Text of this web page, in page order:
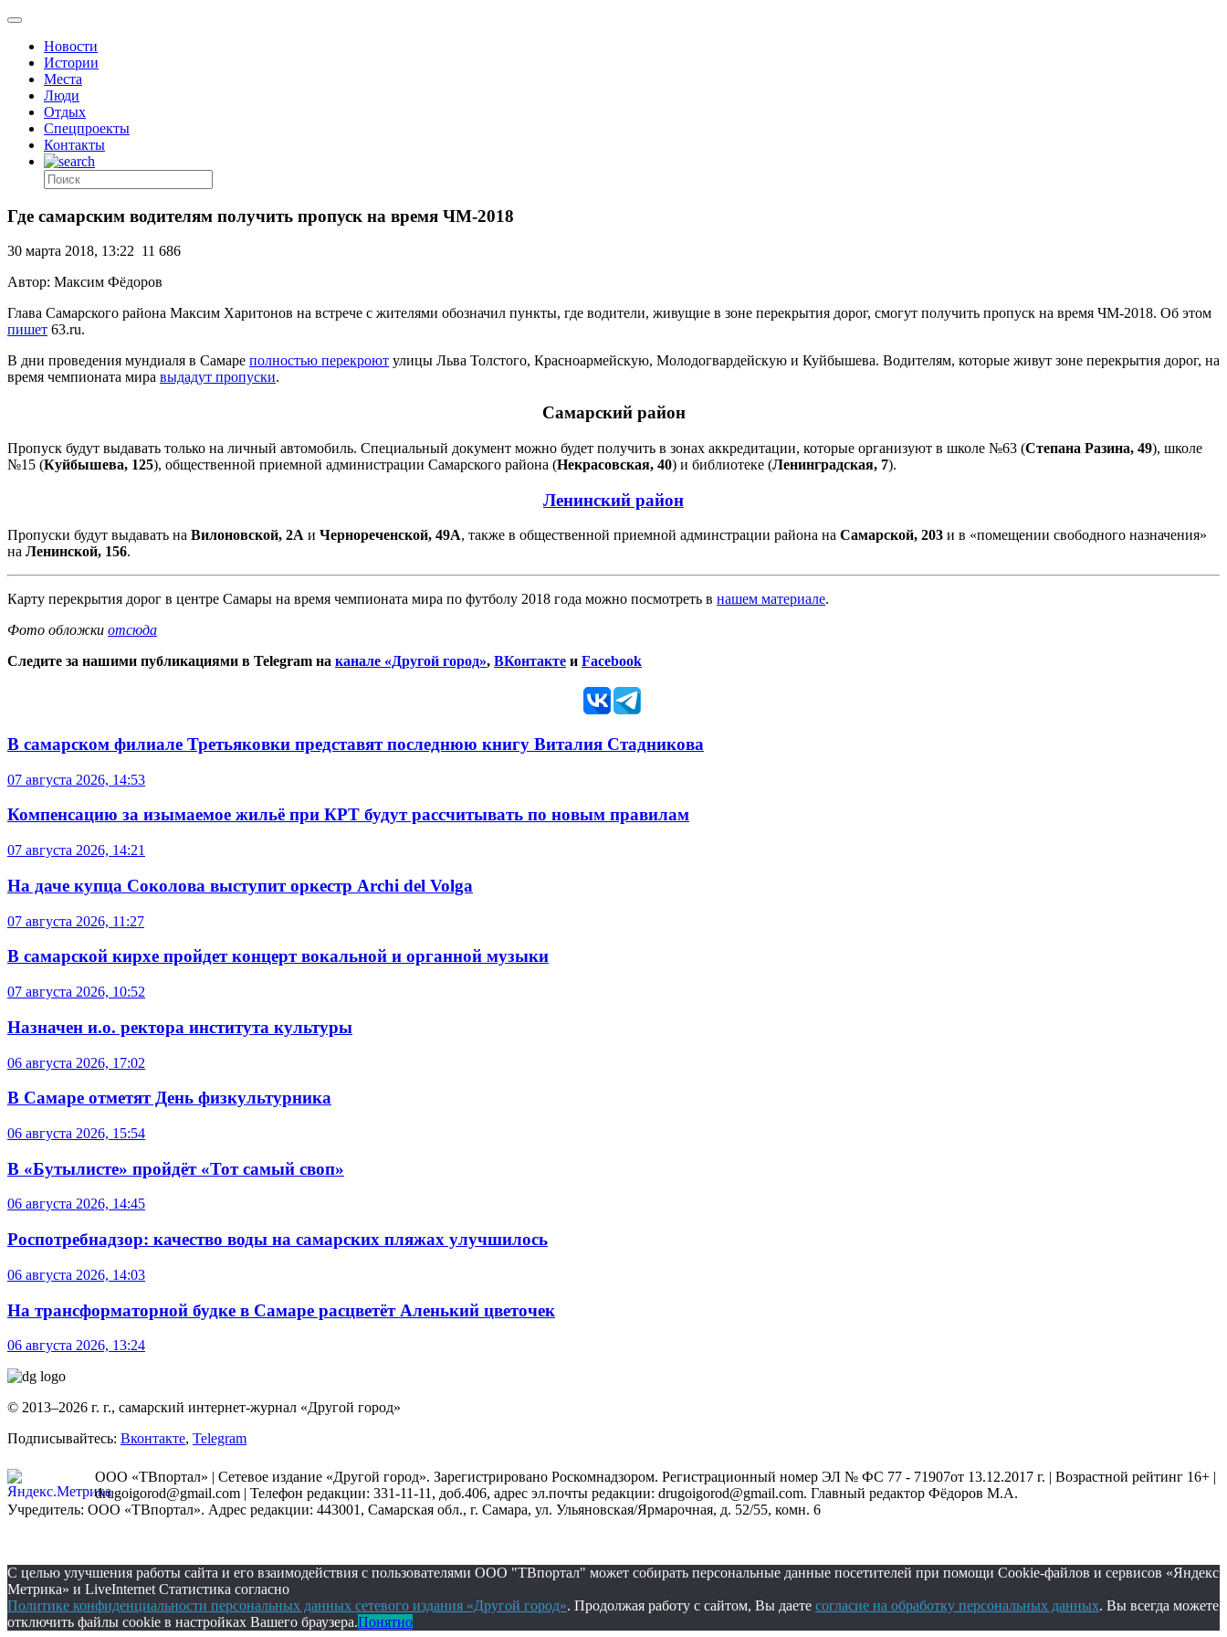
Новости
Истории
Места
Люди
Отдых
Спецпроекты
Контакты
Где самарским водителям получить пропуск на время ЧМ-2018
30 марта 2018, 13:22 11 686
Автор: Максим Фёдоров
Глава Самарского района Максим Харитонов на встрече с жителями обозначил пункты, где водители, живущие в зоне перекрытия дорог, смогут получить пропуск на время ЧМ-2018. Об этом
пишет 63.ru.
В дни проведения мундиаля в Самаре полностью перекроют улицы Льва Толстого, Красноармейскую, Молодогвардейскую и Куйбышева. Водителям, которые живут зоне перекрытия дорог, на
время чемпионата мира выдадут пропуски.
Самарский район
Пропуск будут выдавать только на личный автомобиль. Специальный документ можно будет получить в зонах аккредитации, которые организуют в школе №63 (Степана Разина, 49), школе
№15 (Куйбышева, 125), общественной приемной администрации Самарского района (Некрасовская, 40) и библиотеке (Ленинградская, 7).
Ленинский район
Пропуски будут выдавать на Вилоновской, 2А и Чернореченской, 49А, также в общественной приемной админстрации района на Самарской, 203 и в «помещении свободного назначения»
на Ленинской, 156.
Карту перекрытия дорог в центре Самары на время чемпионата мира по футболу 2018 года можно посмотреть в нашем материале.
Фото обложки отсюда
Следите за нашими публикациями в Telegram на канале «Другой город», ВКонтакте и Facebook
В самарском филиале Третьяковки представят последнюю книгу Виталия Стадникова
07 августа 2026, 14:53
Компенсацию за изымаемое жильё при КРТ будут рассчитывать по новым правилам
07 августа 2026, 14:21
На даче купца Соколова выступит оркестр Archi del Volga
07 августа 2026, 11:27
В самарской кирхе пройдет концерт вокальной и органной музыки
07 августа 2026, 10:52
Назначен и.о. ректора института культуры
06 августа 2026, 17:02
В Самаре отметят День физкультурника
06 августа 2026, 15:54
В «Бутылисте» пройдёт «Тот самый своп»
06 августа 2026, 14:45
Роспотребнадзор: качество воды на самарских пляжах улучшилось
06 августа 2026, 14:03
На трансформаторной будке в Самаре расцветёт Аленький цветочек
06 августа 2026, 13:24
© 2013–2026 г. г., самарский интернет-журнал «Другой город»
Подписывайтесь: Вконтакте, Telegram
ООО «ТВпортал» | Сетевое издание «Другой город». Зарегистрировано Роскомнадзором. Регистрационный номер ЭЛ № ФС 77 - 71907от 13.12.2017 г. | Возрастной рейтинг 16+ |
drugoigorod@gmail.com | Телефон редакции: 331-11-11, доб.406, адрес эл.почты редакции: drugoigorod@gmail.com. Главный редактор Фёдоров М.А.
Учредитель: ООО «ТВпортал». Адрес редакции: 443001, Самарская обл., г. Самара, ул. Ульяновская/Ярмарочная, д. 52/55, комн. 6
С целью улучшения работы сайта и его взаимодействия с пользователями ООО "ТВпортал" может собирать персональные данные посетителей при помощи Cookie-файлов и сервисов «Яндекс
Метрика» и LiveInternet Статистика согласно
Политике конфиденциальности персональных данных сетевого издания «Другой город». Продолжая работу с сайтом, Вы даете согласие на обработку персональных данных. Вы всегда можете
отключить файлы cookie в настройках Вашего браузера.Понятно